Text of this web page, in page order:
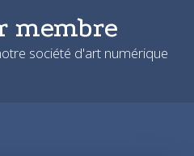
membre
société d'art numérique